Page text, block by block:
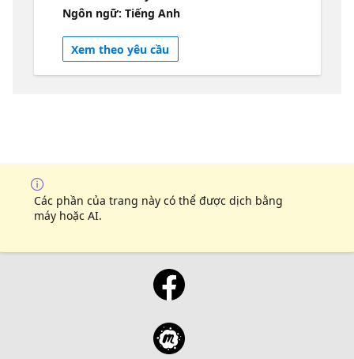
Playwright framework. • Learn how to setup
Azure Developer CLI for a unified
deployment experience for Azure. • Learn
about Azure App Insights and other tools to
help you optimize application costs and
Ngôn ngữ: Tiếng Anh
Xem theo yêu cầu
Các phần của trang này có thể được dịch bằng
máy hoặc AI.